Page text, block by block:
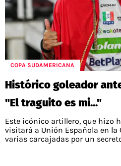
COPA SUDAMERICANA
Histórico goleador
"El traguito es mi..."
Este icónico artillero, que hizo
visitará a Unión Española en la
varias carcajadas por un